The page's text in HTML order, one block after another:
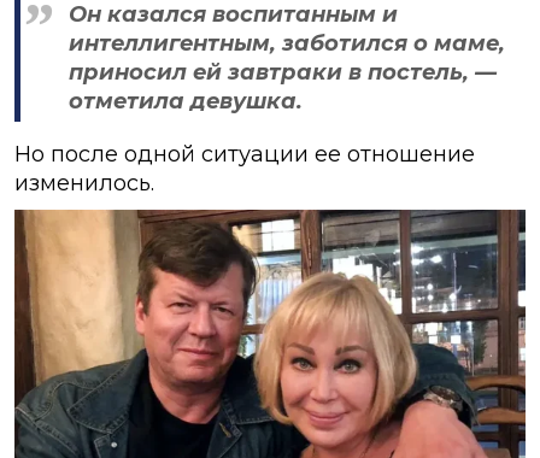
Он казался воспитанным и
интеллигентным, заботился о маме,
приносил ей завтраки в постель, —
отметила девушка.
Но после одной ситуации ее отношение
изменилось.